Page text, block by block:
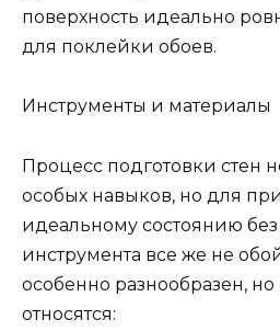
поверхность идеально
для поклейки обоев.
Инструменты и материалы
Процесс подготовки стен
особых навыков, но для
идеальному состоянию без
инструмента все же не
особенно разнообразен,
относятся: